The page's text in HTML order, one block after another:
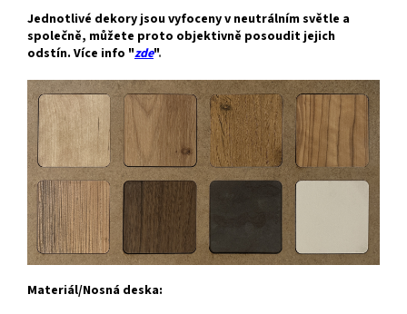
Jednotlivé dekory jsou vyfoceny v neutrálním světle a
společně, můžete proto objektivně posoudit jejich
odstín. Více info "zde".
Materiál/Nosná deska: